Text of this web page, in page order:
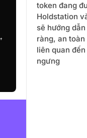
token đang
Holdstation
sẽ hướng
ràng, an toàn
liên quan
ngưng